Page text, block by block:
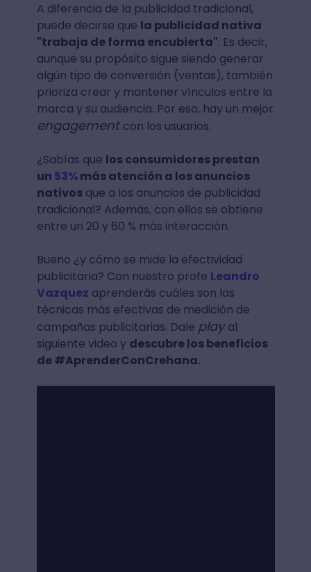
A diferencia de la publicidad tradicional,
puede decirse que la publicidad nativa
"trabaja de forma encubierta". Es decir,
aunque su propósito sigue siendo generar
algún tipo de conversión (ventas), también
prioriza crear y mantener vínculos entre la
marca y su audiencia. Por eso, hay un mejor
engagement con los usuarios.
¿Sabías que los consumidores prestan
un 53%más atención a los anuncios
nativosque a los anuncios de publicidad
tradicional? Además, con ellos se obtiene
entre un 20 y 60 % más interacción.
Bueno ¿y cómo se mide la efectividad
publicitaria? Con nuestro profe Leandro
Vazquez aprenderás cuáles son las
técnicas más efectivas de medición de
campañas publicitarias. Dale playal
siguiente video y descubre los beneficios
de #AprenderConCrehana.